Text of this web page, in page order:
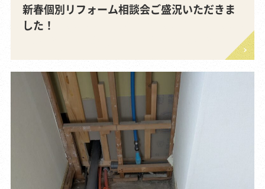
新春個別リフォーム相談会ご盛況いただきま
した！